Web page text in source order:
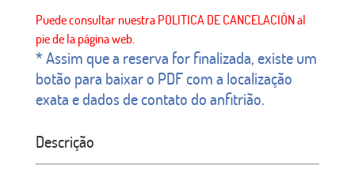
* Assim que a reserva for finalizada, existe um
botão para baixar o PDF com a localização
exata e dados de contato do anfitrião.
Descrição